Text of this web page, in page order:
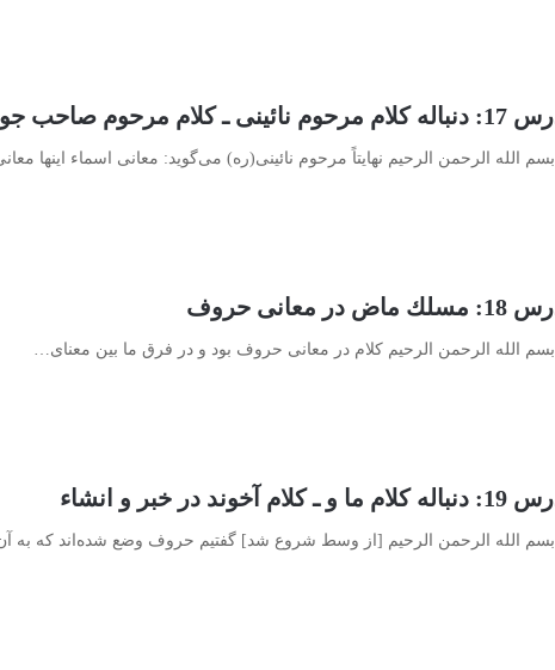
جواهر…
الله الرحمن الرحیم نهایتاً مرحوم نائینی(ره) می‌گوید:‌ معانی اسماء اینها
حروف
بسم الله الرحمن الرحیم کلام در معانی حروف بود و در فرق ما بین معنای…
و انشاء
بسم الله الرحمن الرحیم [از وسط شروع شد] گفتیم حروف وضع شده‌اند که به